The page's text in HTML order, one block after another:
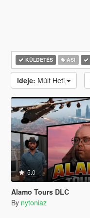
KÜLDETÉS ASI
Ideje: Múlt Heti
5.0
Alamo Tours DLC
By nytoniaz